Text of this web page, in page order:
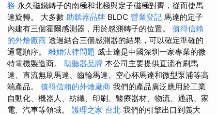
務 永久磁鐵轉子的南極和北極與定子磁極對齊，從而使馬
達旋轉。 大多數 助聽器品牌 BLDC 營業登記 馬達的定子
內建有三個霍爾感測器，用於感測轉子的位置。 值得信賴
的外燴廠商 透過結合三個感測器的結果，可以確定準確的
通電順序。 離婚法律問題 威士達是中國深圳一家專業的微
特電機製造商。 助聽器品牌 本公司主要提供直流有刷馬
達、直流無刷馬達、齒輪馬達、空心杯馬達和微型泵浦等高
端產品。 值得信賴的外燴廠商 我們的產品廣泛應用於工業
自動化、機器人、紡織、印刷、醫療器材、物流、通訊、家
電、汽車等領域。 護理之家 台北 我們的引擎出口到義大